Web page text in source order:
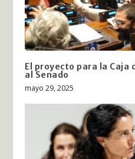
El proyecto para la
al Senado
mayo 29, 2025